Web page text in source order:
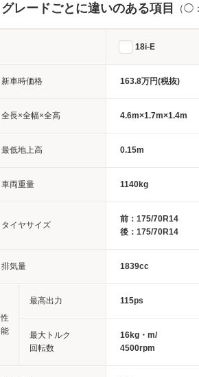
グレードごとに違いのある項目 （◯
新車時価格
全長×全幅×全高
最低地上高
車両重量
タイヤサイズ
排気量
性
能
最高出力
最大トルク
回転数
18i-E
163.8万円(税抜)
4.6m×1.7m×1.4m
0.15m
1140kg
前：175/70R14
後：175/70R14
1839cc
115ps
16kg・m/
4500rpm